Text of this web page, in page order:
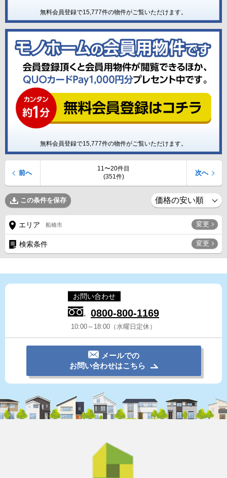
無料会員登録で15,777件の物件がご覧いただけます。
無料会員登録で15,777件の物件がご覧いただけます。
11〜20件目
(351件)
前へ 次へ
この条件を保存
エリア 船橋市 変更
検索条件 変更
お問い合わせ
0800-800-1169
10:00～18:00（水曜日定休）
メールでの
お問い合わせはこちら